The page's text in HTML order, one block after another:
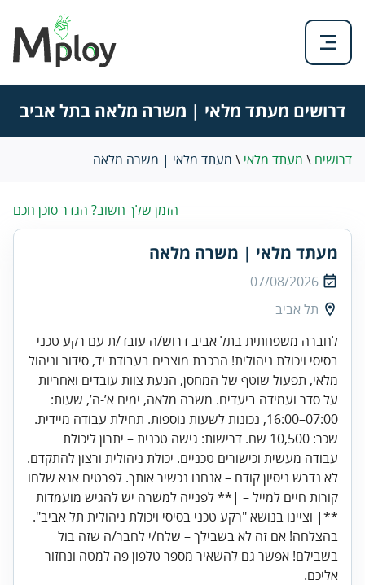
דרושים מעתד מלאי | משרה מלאה בתל אביב
דרושים \ מעתד מלאי \ מעתד מלאי | משרה מלאה
הזמן שלך חשוב? הגדר סוכן חכם
מעתד מלאי | משרה מלאה
07/08/2026
תל אביב
לחברה משפחתית בתל אביב דרוש/ה עובד/ת עם רקע טכני
בסיסי ויכולת ניהולית! הרכבת מוצרים בעבודת יד, סידור וניהול
מלאי, תפעול שוטף של המחסן, הנעת צוות עובדים ואחריות
על סדר ועמידה ביעדים. משרה מלאה, ימים א’-ה’, שעות:
07:00–16:00, נכונות לשעות נוספות. תחילת עבודה מיידית.
שכר: 10,500 שח. דרישות: גישה טכנית – יתרון ליכולת
עבודה מעשית וכישורים טכניים. יכולת ניהולית ורצון להתקדם.
לא נדרש ניסיון קודם – אנחנו נכשיר אותך. לפרטים אנא שלחו
קורות חיים למייל – |** לפנייה למשרה יש להגיש מועמדות
**| וציינו בנושא "רקע טכני בסיסי ויכולת ניהולית תל אביב".
בהצלחה! אם זה לא בשבילך – שלח/י לחבר/ה שזה בול
בשבילם! אפשר גם להשאיר מספר טלפון פה למטה ונחזור
אליכם.